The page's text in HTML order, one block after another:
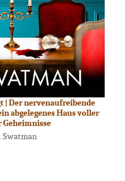
| Der nervenaufreibende
abgelegenes Haus voller
Swatman